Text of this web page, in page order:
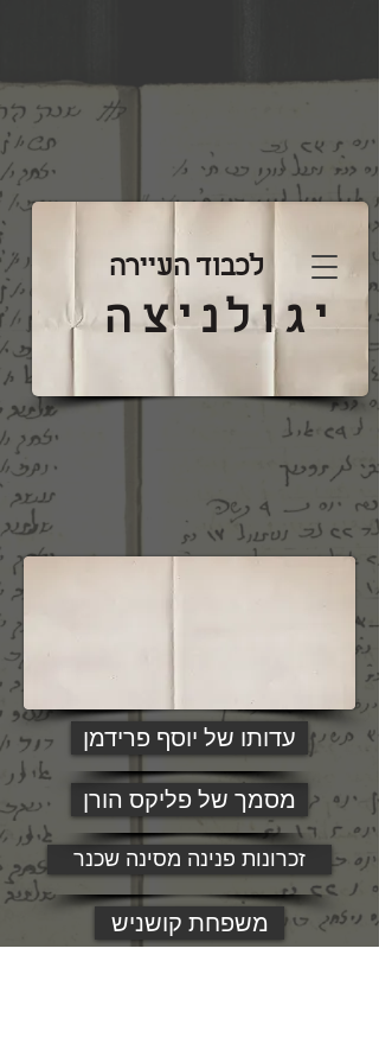
לכבוד העיירה
יגולניצה
זכרונות פנינה מסינה שכנר
מסמך של פליקס הורן
משפחת קושניש
עדותו של יוסף פרידמן